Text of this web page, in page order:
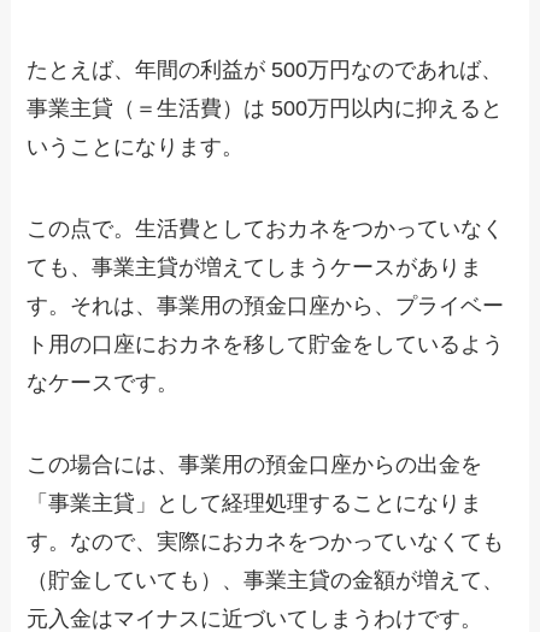
たとえば、年間の利益が 500万円なのであれば、
事業主貸（＝生活費）は 500万円以内に抑えると
いうことになります。
この点で。生活費としておカネをつかっていなく
ても、事業主貸が増えてしまうケースがありま
す。それは、事業用の預金口座から、プライベー
ト用の口座におカネを移して貯金をしているよう
なケースです。
この場合には、事業用の預金口座からの出金を
「事業主貸」として経理処理することになりま
す。なので、実際におカネをつかっていなくても
（貯金していても）、事業主貸の金額が増えて、
元入金はマイナスに近づいてしまうわけです。